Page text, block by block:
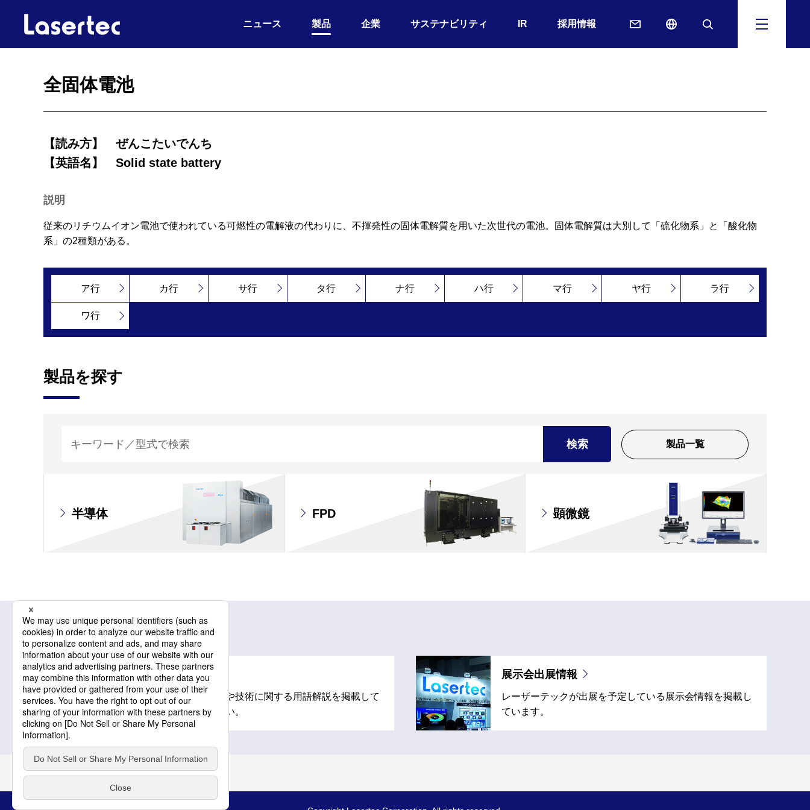
ニュース 製品 企業 サステナビリティ IR 採用情報
全固体電池
【読み方】
ぜんこたいでんち
【英語名】
Solid state battery
説明
従来のリチウムイオン電池で使われている可燃性の電解液の代わりに、不揮発性の固体電解質を用いた次世代の電池。固体電解質は大別して「硫化物系」と「酸化物
系」の2種類がある。
ア行 カ行 サ行 タ行 ナ行 ハ行 マ行 ヤ行 ラ行
ワ行
製品を探す
検索 製品一覧
半導体 FPD 顕微鏡
製品関連情報
用語解説
レーザーテックの製品や技術に関する用語解説を掲載して
います。ご活用ください。
展示会出展情報
レーザーテックが出展を予定している展示会情報を掲載し
ています。
トップ 製品 用語解説 全固体電池